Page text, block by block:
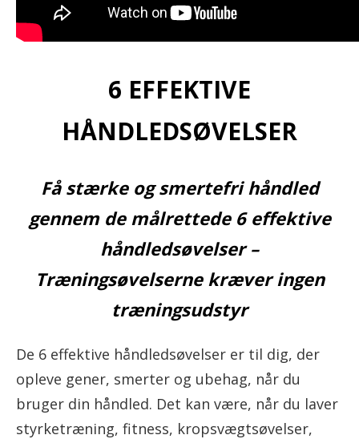
6 EFFEKTIVE
HÅNDLEDSØVELSER
Få stærke og smertefri håndled
gennem de målrettede 6 effektive
håndledsøvelser –
Træningsøvelserne kræver ingen
træningsudstyr
De 6 effektive håndledsøvelser er til dig, der
opleve gener, smerter og ubehag, når du
bruger din håndled. Det kan være, når du laver
styrketræning, fitness, kropsvægtsøvelser,